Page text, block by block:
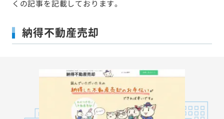
くの記事を記載しております。
納得不動産売却